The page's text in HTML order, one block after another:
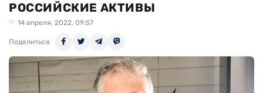
РОССИЙСКИЕ АКТИВЫ
14 апреля, 2022, 09:57
Поделиться